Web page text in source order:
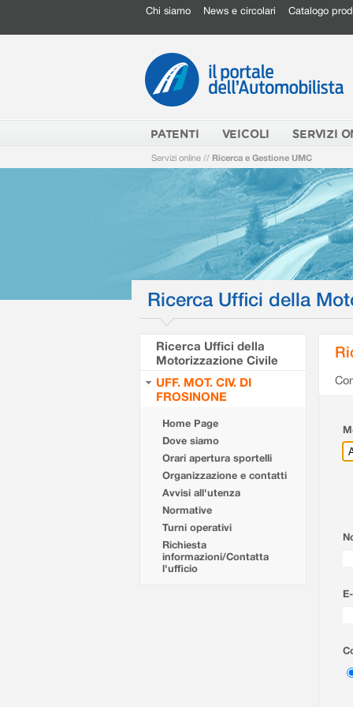
Chi siamo News e circolari Catalogo
PATENTI VEICOLI SERVIZI
Servizi online // Ricerca e Gestione UMC
Ricerca Uffici della
Ricerca Uffici della
Motorizzazione Civile
UFF. MOT. CIV. DI
FROSINONE
Home Page
Dove siamo
Orari apertura sportelli
Organizzazione e contatti
Avvisi all'utenza
Normative
Turni operativi
Richiesta
informazioni/Contatta
l'ufficio